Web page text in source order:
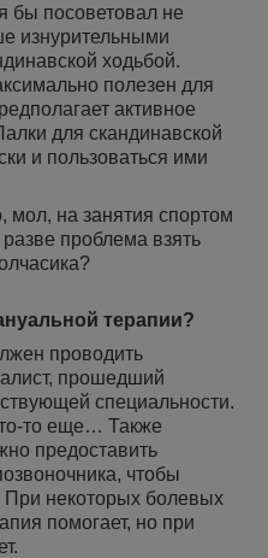
бы посоветовал не
изнурительными
ходьбой.
полезен для
активное
для скандинавской
и пользоваться ими
мол, на занятия спортом
проблема взять
терапии?
проводить
прошедший
специальности.
то еще… Также
предоставить
чтобы
При некоторых болевых
помогает, но при